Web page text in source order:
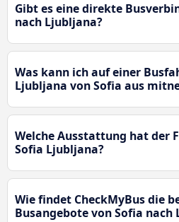
Gibt es eine direkte
nach Ljubljana?
Was kann ich auf einer
Ljubljana von Sofia aus
Welche Ausstattung hat der
Sofia Ljubljana?
Wie findet CheckMyBus die
Busangebote von Sofia nach